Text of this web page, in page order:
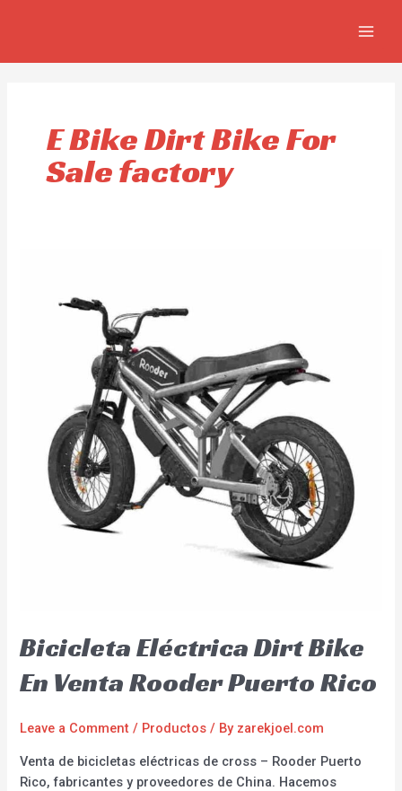
E Bike Dirt Bike For
Sale factory
Bicicleta Eléctrica Dirt Bike
En Venta Rooder Puerto Rico
Leave a Comment / Productos / By zarekjoel.com
Venta de bicicletas eléctricas de cross – Rooder Puerto
Rico, fabricantes y proveedores de China. Hacemos